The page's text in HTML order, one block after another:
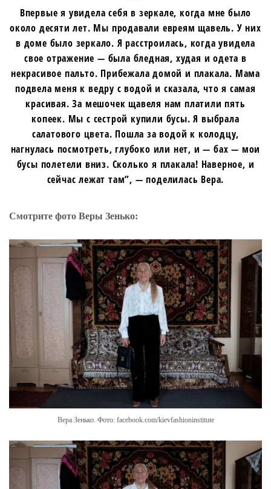
Впервые я увидела себя в зеркале, когда мне было
около десяти лет. Мы продавали евреям щавель. У них
в доме было зеркало. Я расстроилась, когда увидела
свое отражение — была бледная, худая и одета в
некрасивое пальто. Прибежала домой и плакала. Мама
подвела меня к ведру с водой и сказала, что я самая
красивая. За мешочек щавеля нам платили пять
копеек. Мы с сестрой купили бусы. Я выбрала
салатового цвета. Пошла за водой к колодцу,
нагнулась посмотреть, глубоко или нет, и — бах — мои
бусы полетели вниз. Сколько я плакала! Наверное, и
сейчас лежат там”, — поделилась Вера.
Смотрите фото Веры Зенько:
Вера Зенько. Фото: facebook.com/kievfashioninstitute